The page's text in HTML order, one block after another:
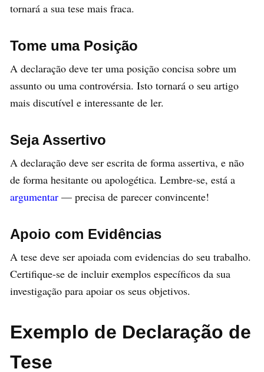
tornará a sua tese mais fraca.
Tome uma Posição
A declaração deve ter uma posição concisa sobre um
assunto ou uma controvérsia. Isto tornará o seu artigo
mais discutível e interessante de ler.
Seja Assertivo
A declaração deve ser escrita de forma assertiva, e não
de forma hesitante ou apologética. Lembre-se, está a
argumentar — precisa de parecer convincente!
Apoio com Evidências
A tese deve ser apoiada com evidencias do seu trabalho.
Certifique-se de incluir exemplos específicos da sua
investigação para apoiar os seus objetivos.
Exemplo de Declaração de
Tese